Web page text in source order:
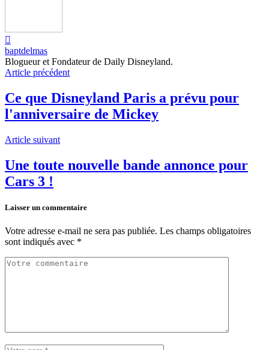
baptdelmas
Blogueur et Fondateur de Daily Disneyland.
Article précédent
Ce que Disneyland Paris a prévu pour
l'anniversaire de Mickey
Article suivant
Une toute nouvelle bande annonce pour
Cars 3 !
Laisser un commentaire
Votre adresse e-mail ne sera pas publiée. Les champs obligatoires
sont indiqués avec *